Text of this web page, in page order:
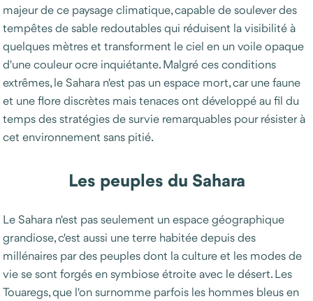
majeur de ce paysage climatique, capable de soulever des
tempêtes de sable redoutables qui réduisent la visibilité à
quelques mètres et transforment le ciel en un voile opaque
d'une couleur ocre inquiétante. Malgré ces conditions
extrêmes, le Sahara n'est pas un espace mort, car une faune
et une flore discrètes mais tenaces ont développé au fil du
temps des stratégies de survie remarquables pour résister à
cet environnement sans pitié.
Les peuples du Sahara
Le Sahara n'est pas seulement un espace géographique
grandiose, c'est aussi une terre habitée depuis des
millénaires par des peuples dont la culture et les modes de
vie se sont forgés en symbiose étroite avec le désert. Les
Touaregs, que l'on surnomme parfois les hommes bleus en